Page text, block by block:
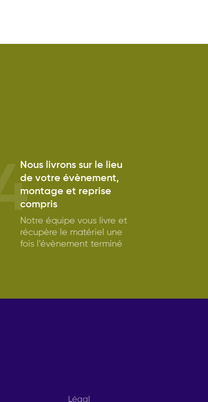
4
Nous livrons sur le lieu
de votre évènement,
montage et reprise
compris
Notre équipe vous livre et
récupère le matériel une
fois l’évènement terminé
Légal